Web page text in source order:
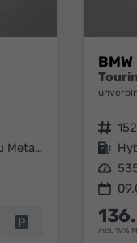
M Brooklyn Grau Metallic
Fahrzeug parken
BMW
Fahrzeugnr.
Kraftstoff
Leistung
incl. 19%